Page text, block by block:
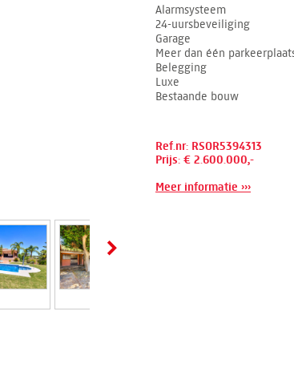
Alarmsysteem
24-uursbeveiliging
Garage
Meer dan één
Belegging
Luxe
Bestaande bouw
Ref.nr: RSOR5394313
Prijs: € 2.600.000,-
Meer informatie ›››